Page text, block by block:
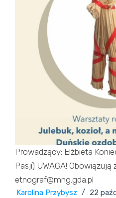
Prowadzący: Elżbieta
Pasji) UWAGA! Obowiązują
etnograf@mng.gda.pl
Karolina Przybysz 22